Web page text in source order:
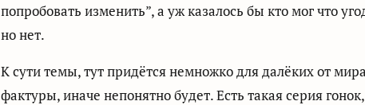
попробовать изменить”, а уж казалось бы кто мог что
но нет.
К сути темы, тут придётся немножко для далёких от
фактуры, иначе непонятно будет. Есть такая серия